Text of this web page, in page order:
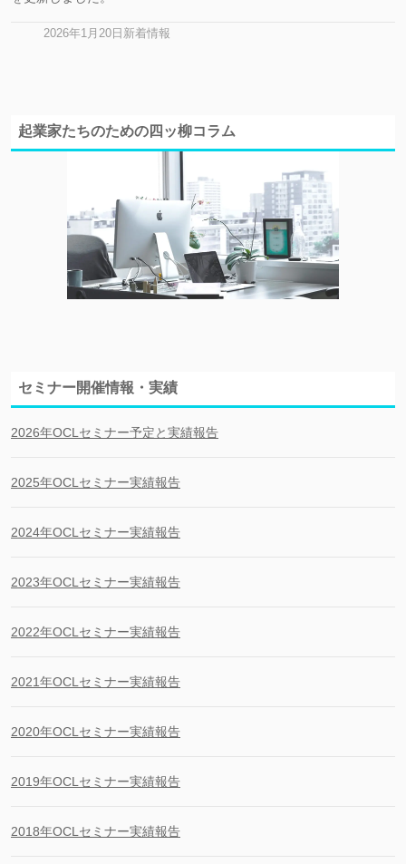
2007/01/23 東商・創業ゼミナール ＜第１５期コ
2026年1月20日新着情報
起業家たちのための四ッ柳コラム
セミナー開催情報・実績
2026年OCLセミナー予定と実績報告
2025年OCLセミナー実績報告
2024年OCLセミナー実績報告
2023年OCLセミナー実績報告
2022年OCLセミナー実績報告
2021年OCLセミナー実績報告
2020年OCLセミナー実績報告
2019年OCLセミナー実績報告
2018年OCLセミナー実績報告